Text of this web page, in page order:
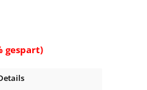
gespart)